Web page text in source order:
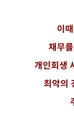
이
채무
개인회생
최악의